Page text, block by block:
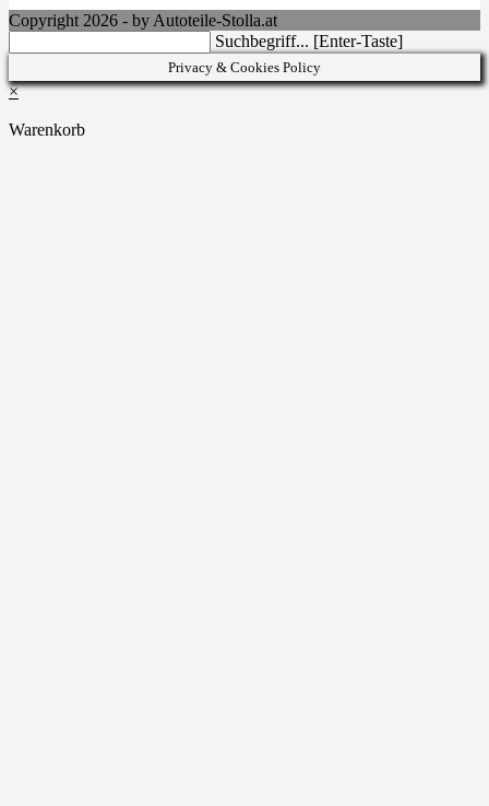
Copyright 2026 - by Autoteile-Stolla.at
this
website
Suchbegriff... [Enter-Taste]
Privacy & Cookies Policy
×
Warenkorb